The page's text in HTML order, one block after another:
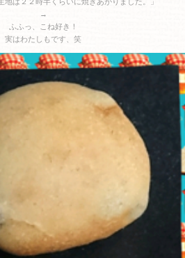
→
ふふっ、こね好き！
実はわたしもです、笑